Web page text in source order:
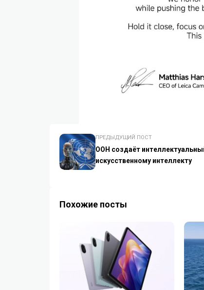
ПРЕДЫДУЩИЙ ПОСТ
ООН создаёт
искусственному интеллекту
Похожие посты